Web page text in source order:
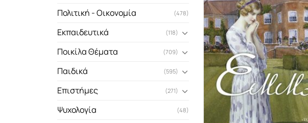
Πολιτική - Οικονομία (478)
Εκπαιδευτικά (118)
Ποικίλα Θέματα (709)
Παιδικά (595)
Επιστήμες (271)
Ψυχολογία (48)